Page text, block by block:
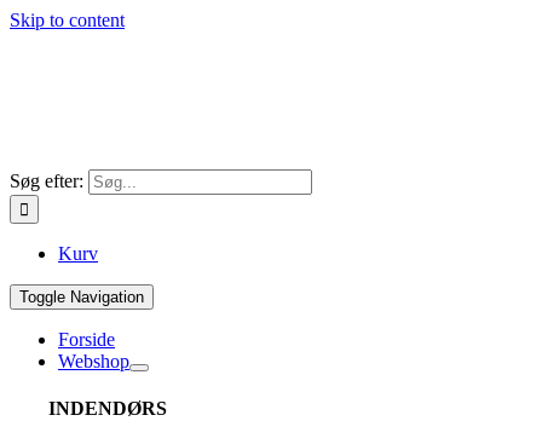
Skip to content
Søg efter:
Kurv
Toggle Navigation
Forside
Webshop
INDENDØRS